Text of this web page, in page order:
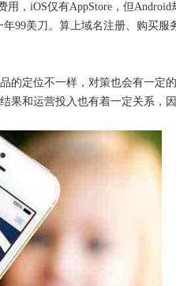
，iOS仅有AppStore，但
99美刀。算上域名注册、购买服
的定位不一样，对策也会有一定
果和运营投入也有着一定关系，